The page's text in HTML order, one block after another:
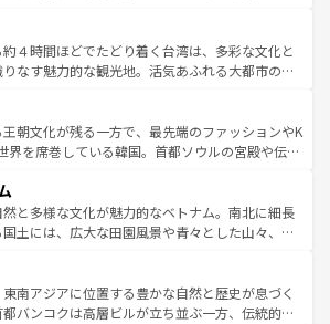
しいローカルフードやハワイアンミュージッ
なフラダンスなど、すべてがハワイの魅力を彩
訪れるたびに新しい発見と感動が待っているハ
ツ一覧
や大陸中央部にそびえるウルル（エアーズロッ
マニアの美しい原生林やケアンズの熱帯雨林な
ろがたくさん。また、カフェやワイン、オージ
ティビティも充実しており、サーフィンやダイ
イキングなど、アウトドア好きにはたまらな
トラリアの多彩な魅力を存分に味わいつくそ
しい。
４時間ほどでたどり着く台湾は、多彩な文化と
なす魅力的な観光地。活気あふれる大都市の台
つな山岳地帯である台湾東部など、都市の喧騒
静けさが共存しており、訪れる人に新しい発見と
らしてくれる。また、奥深い台湾の食文化も魅
と評判のスイーツなど、バラエティ豊かな料理
が味わえる。 なお、新着の台湾情報は コンテンツ一覧を参
い。
王朝文化が残る一方で、最先端のファッションやK
界を席巻している韓国。首都ソウルの宮殿や伝統
足を延ばせば四季折々の自然美を楽しむことが
そして、キムチや焼肉、絶品のストリートフード
まざまな韓国料理が待っている。夜には、韓国な
まれながら、韓国の多彩な魅力を心ゆくまで味
わってみてほしい。 なお、新着の韓国情報はコンテンツ一
してほしい。
然と多様な文化が魅力的なベトナム。南北に細長
国土には、広大な田園風景や青々とした山々、世
と共に伝統が息づく。ハノイの古い町並みやホ
のフランス統治時代の建物も、独特の雰囲気を
いる。また、バラエティの豊かさとおいしさで
南アジアに位置する豊かな自然と歴史が息づく
バンコクは高層ビルが立ち並ぶ一方、伝統的な